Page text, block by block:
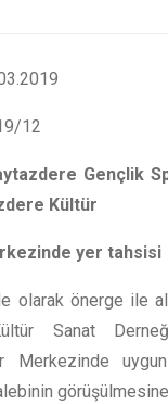
12
Gençlik
Kültür
yer tahsisi
olarak önerge ile
Sanat
Merkezinde